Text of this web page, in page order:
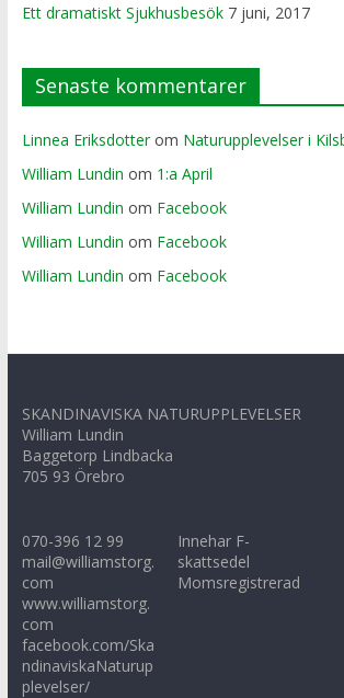
Ett dramatiskt Sjukhusbesök 7 juni, 2017
Senaste kommentarer
Linnea Eriksdotterom Naturupplevelser i
William Lundin om 1:a April
William Lundin om Facebook
William Lundin om Facebook
William Lundin om Facebook
SKANDINAVISKA NATURUPPLEVELSER
William Lundin
Baggetorp Lindbacka
705 93 Örebro
070-396 12 99
mail@williamstorg.
com
www.williamstorg.
com
facebook.com/Ska
ndinaviskaNaturup
plevelser/
Innehar F-
skattsedel
Momsregistrerad